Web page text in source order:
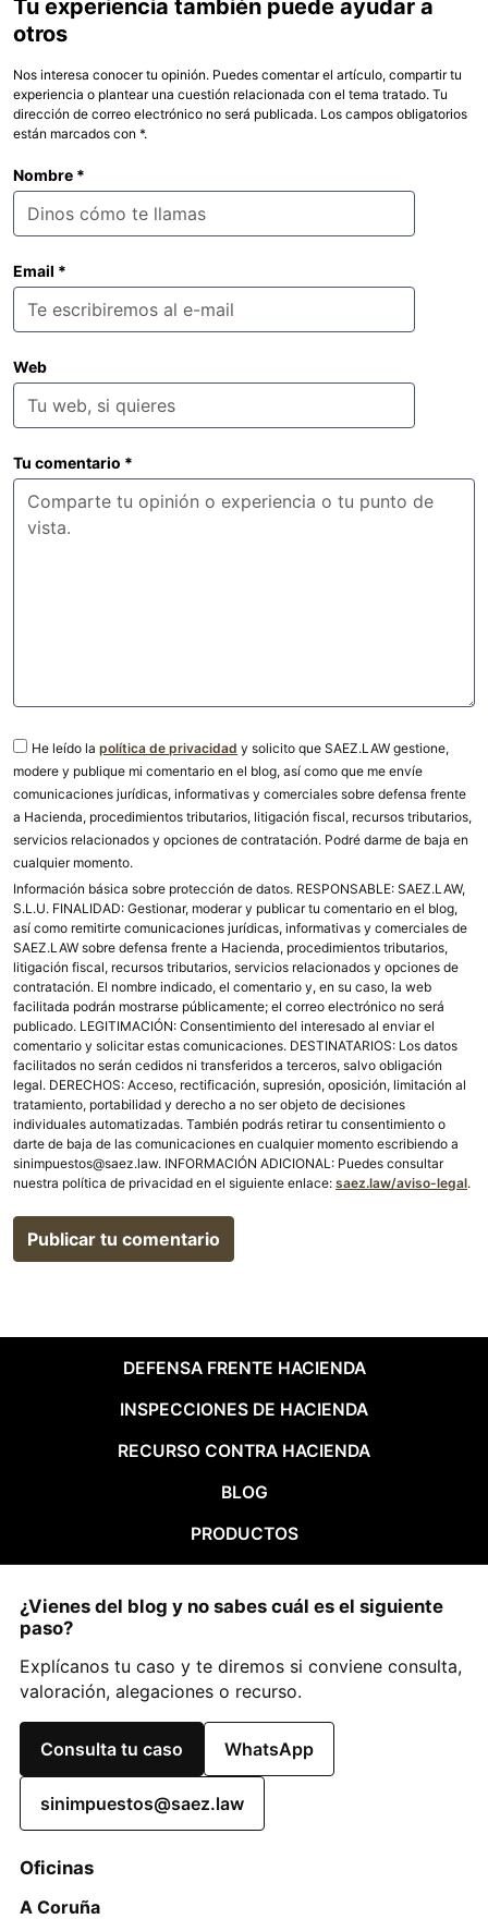
Tu experiencia también puede ayudar a
otros
Nos interesa conocer tu opinión. Puedes comentar el artículo, compartir tu
experiencia o plantear una cuestión relacionada con el tema tratado. Tu
dirección de correo electrónico no será publicada. Los campos obligatorios
están marcados con *.
Nombre *
Email *
Web
Tu comentario *
He leído la política de privacidad y solicito que SAEZ.LAW gestione,
modere y publique mi comentario en el blog, así como que me envíe
comunicaciones jurídicas, informativas y comerciales sobre defensa frente
a Hacienda, procedimientos tributarios, litigación fiscal, recursos tributarios,
servicios relacionados y opciones de contratación. Podré darme de baja en
cualquier momento.
Información básica sobre protección de datos. RESPONSABLE: SAEZ.LAW,
S.L.U. FINALIDAD: Gestionar, moderar y publicar tu comentario en el blog,
así como remitirte comunicaciones jurídicas, informativas y comerciales de
SAEZ.LAW sobre defensa frente a Hacienda, procedimientos tributarios,
litigación fiscal, recursos tributarios, servicios relacionados y opciones de
contratación. El nombre indicado, el comentario y, en su caso, la web
facilitada podrán mostrarse públicamente; el correo electrónico no será
publicado. LEGITIMACIÓN: Consentimiento del interesado al enviar el
comentario y solicitar estas comunicaciones. DESTINATARIOS: Los datos
facilitados no serán cedidos ni transferidos a terceros, salvo obligación
legal. DERECHOS: Acceso, rectificación, supresión, oposición, limitación al
tratamiento, portabilidad y derecho a no ser objeto de decisiones
individuales automatizadas. También podrás retirar tu consentimiento o
darte de baja de las comunicaciones en cualquier momento escribiendo a
sinimpuestos@saez.law. INFORMACIÓN ADICIONAL: Puedes consultar
nuestra política de privacidad en el siguiente enlace: saez.law/aviso-legal.
DEFENSA FRENTE HACIENDA
INSPECCIONES DE HACIENDA
RECURSO CONTRA HACIENDA
BLOG
PRODUCTOS
¿Vienes del blog y no sabes cuál es el siguiente
paso?
Explícanos tu caso y te diremos si conviene consulta,
valoración, alegaciones o recurso.
Consulta tu caso WhatsApp
sinimpuestos@saez.law
Oficinas
A Coruña